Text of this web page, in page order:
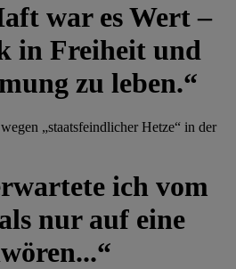
war es Wert –
in Freiheit und
zu leben.“
„staatsfeindlicher Hetze“ in der
ich vom
nur auf eine